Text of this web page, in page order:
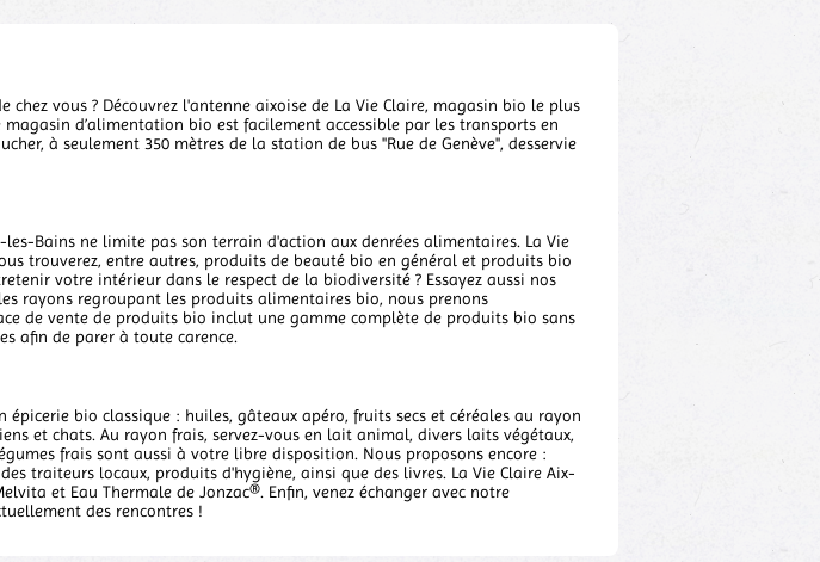
vous ? Découvrez l'antenne aixoise de La Vie Claire, magasin bio le plus
d’alimentation bio est facilement accessible par les transports en
à seulement 350 mètres de la station de bus "Rue de Genève", desservie
Bains ne limite pas son terrain d'action aux denrées alimentaires. La Vie
trouverez, entre autres, produits de beauté bio en général et produits bio
votre intérieur dans le respect de la biodiversité ? Essayez aussi nos
rayons regroupant les produits alimentaires bio, nous prenons
de vente de produits bio inclut une gamme complète de produits bio sans
afin de parer à toute carence.
bio classique : huiles, gâteaux apéro, fruits secs et céréales au rayon
et chats. Au rayon frais, servez-vous en lait animal, divers laits végétaux,
frais sont aussi à votre libre disposition. Nous proposons encore :
traiteurs locaux, produits d'hygiène, ainsi que des livres. La Vie Claire Aix-
et Eau Thermale de Jonzac®. Enfin, venez échanger avec notre
des rencontres !